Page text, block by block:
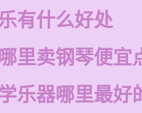
有什么好处
里卖钢琴便宜
乐器哪里最好